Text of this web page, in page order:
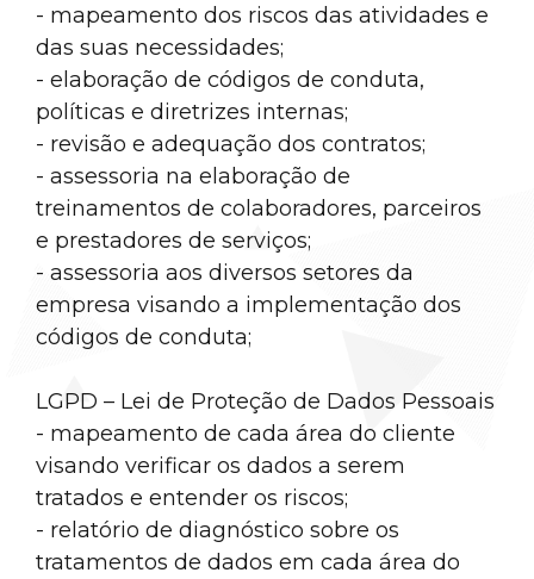
- mapeamento dos riscos das atividades e
das suas necessidades;
- elaboração de códigos de conduta,
políticas e diretrizes internas;
- revisão e adequação dos contratos;
- assessoria na elaboração de
treinamentos de colaboradores, parceiros
e prestadores de serviços;
- assessoria aos diversos setores da
empresa visando a implementação dos
códigos de conduta;
LGPD – Lei de Proteção de Dados Pessoais
- mapeamento de cada área do cliente
visando verificar os dados a serem
tratados e entender os riscos;
- relatório de diagnóstico sobre os
tratamentos de dados em cada área do